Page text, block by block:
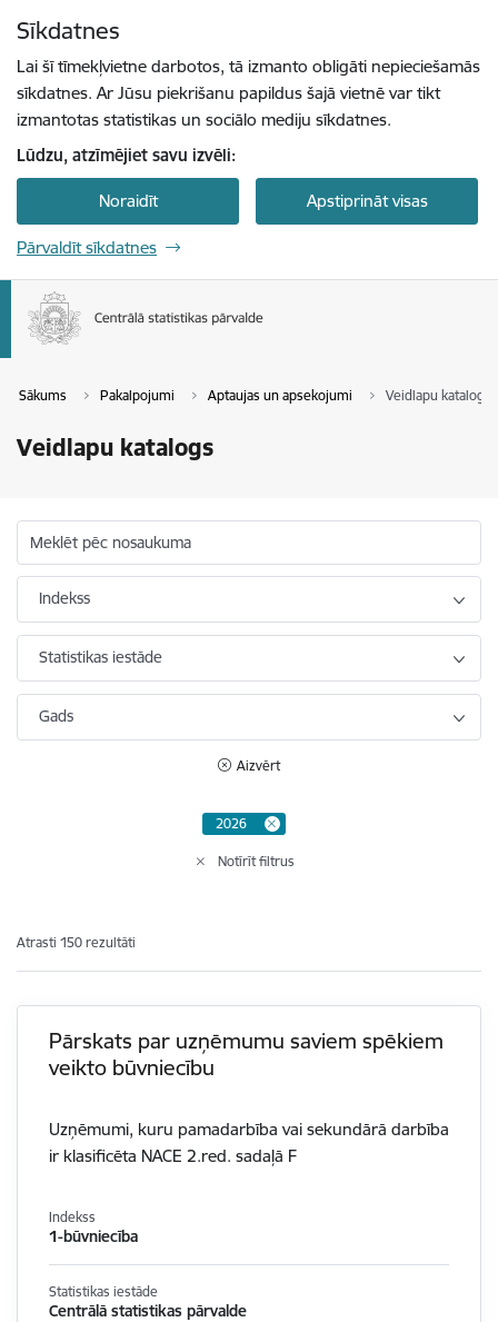
Sīkdatnes
Lai šī tīmekļvietne darbotos, tā izmanto obligāti nepieciešamās
sīkdatnes. Ar Jūsu piekrišanu papildus šajā vietnē var tikt
izmantotas statistikas un sociālo mediju sīkdatnes.
Lūdzu, atzīmējiet savu izvēli:
Noraidīt Apstiprināt visas
Pārvaldīt sīkdatnes
Sākums Pakalpojumi Aptaujas un apsekojumi Veidlapu katalogs
Veidlapu katalogs
Meklēt pēc nosaukuma
Indekss
Statistikas iestāde
Gads
Aizvērt
2026
Notīrīt filtrus
Atrasti 150 rezultāti
Pārskats par uzņēmumu saviem spēkiem
veikto būvniecību
Uzņēmumi, kuru pamadarbība vai sekundārā darbība
ir klasificēta NACE 2.red. sadaļā F
Indekss
1-būvniecība
Statistikas iestāde
Centrālā statistikas pārvalde